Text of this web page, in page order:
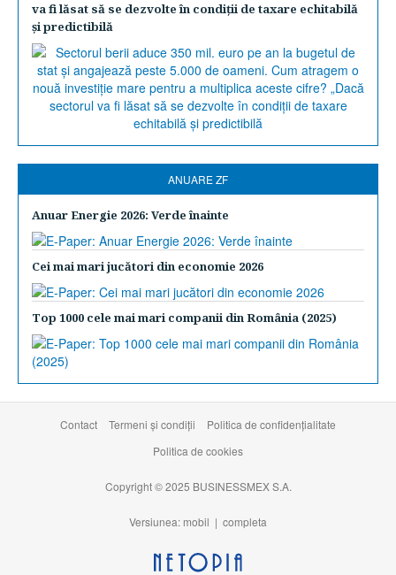
va fi lăsat să se dezvolte în condiţii de taxare echitabilă
şi predictibilă
ANUARE ZF
Anuar Energie 2026: Verde înainte
Cei mai mari jucători din economie 2026
Top 1000 cele mai mari companii din România (2025)
Contact Termeni şi condiţii
Politica de confidențialitate
Politica de cookies
Copyright © 2025 BUSINESSMEX S.A.
Versiunea: mobil | completa